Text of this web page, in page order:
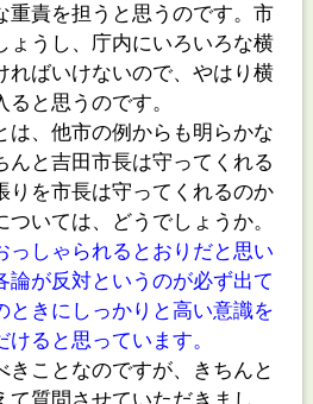
重責を担うと思うのです。市
ょうし、庁内にいろいろな横
ればいけないので、やはり横
と思うのです。
、他市の例からも明らかな
んと吉田市長は守ってくれる
りを市長は守ってくれるのか
いては、どうでしょうか。
っしゃられるとおりだと思い
論が反対というのが必ず出て
ときにしっかりと高い意識を
ると思っています。
ことなのですが、きちんと
て質問させていただきまし